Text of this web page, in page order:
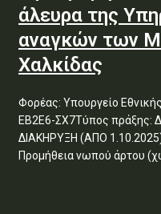
άλευρα της
αναγκών των
Χαλκίδας
Φορέας: Υπουργείο
ΕΒ2Ε6-ΣΧ7Τύπος πράξης:
ΔΙΑΚΗΡΥΞΗ (ΑΠΟ
Προμήθεια νωπού άρτου